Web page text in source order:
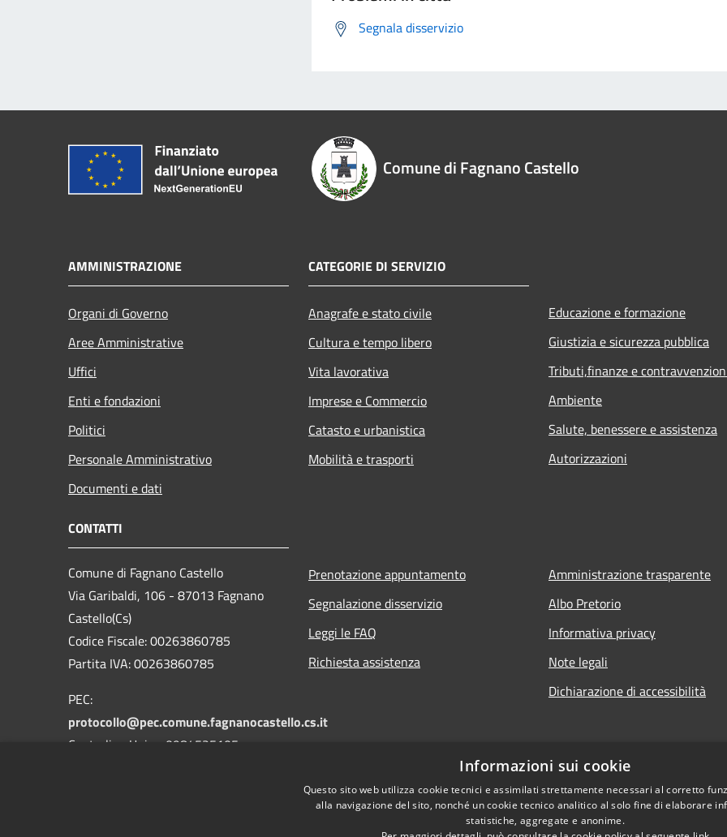
Segnala disservizio
Comune di Fagnano Castello
AMMINISTRAZIONE
Organi di Governo
Aree Amministrative
Uffici
Enti e fondazioni
Politici
Personale Amministrativo
Documenti e dati
CATEGORIE DI SERVIZIO
Anagrafe e stato civile
Cultura e tempo libero
Vita lavorativa
Imprese e Commercio
Catasto e urbanistica
Mobilità e trasporti
Educazione e formazione
Giustizia e sicurezza pubblica
Tributi,finanze e
Ambiente
Salute, benessere e assistenza
Autorizzazioni
CONTATTI
Comune di Fagnano Castello
Via Garibaldi, 106 - 87013 Fagnano
Castello(Cs)
Codice Fiscale: 00263860785
Partita IVA: 00263860785
PEC:
protocollo@pec.comune.fagnanocastello.cs.it
Centralino Unico: 0984525105
Prenotazione appuntamento
Segnalazione disservizio
Leggi le FAQ
Richiesta assistenza
Amministrazione trasparente
Albo Pretorio
Informativa privacy
Note legali
Dichiarazione di accessibilità
Informazioni sui cookie
Questo sito web utilizza cookie tecnici e assimilati strettamente necessari al corretto
alla navigazione del sito, nonché un cookie tecnico analitico al solo fine di elaborare
statistiche, aggregate e anonime.